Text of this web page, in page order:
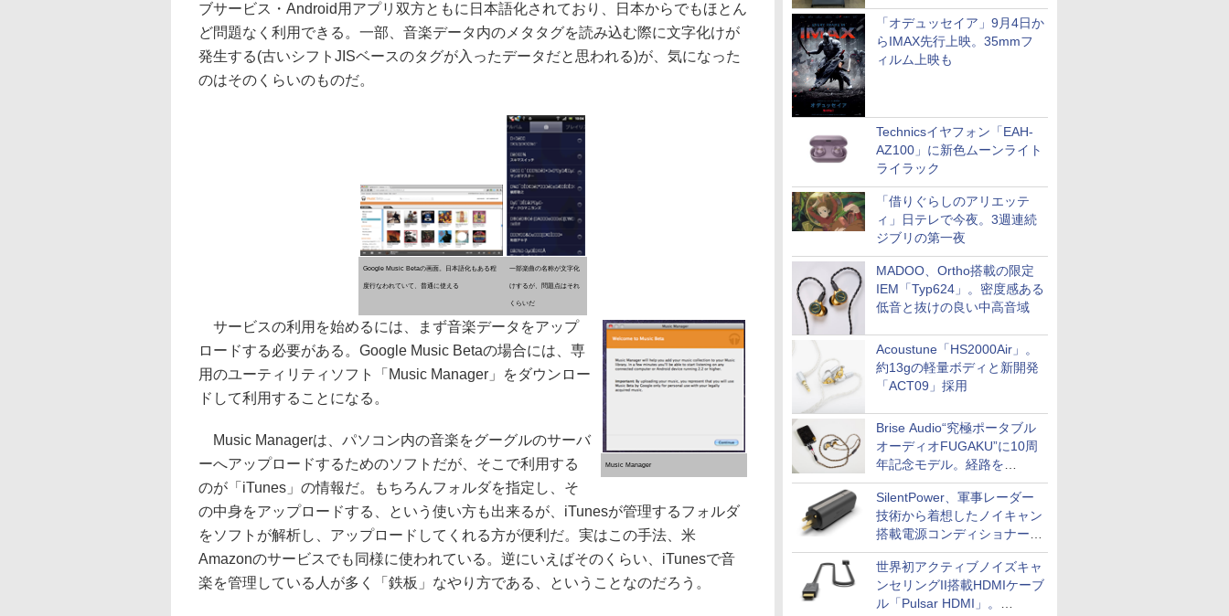
「オデュッセイア」9月4日か
らIMAX先行上映。35mmフ
ィルム上映も
Technicsイヤフォン「EAH-
AZ100」に新色ムーンライト
ライラック
「借りぐらしのアリエッテ
ィ」日テレで今夜。3週連続
ジブリの第一夜
MADOO、Ortho搭載の限定
IEM「Typ624」。密度感ある
低音と抜けの良い中高音域
Acoustune「HS2000Air」。
約13gの軽量ボディと新開発
「ACT09」採用
Brise Audio“究極ポータブル
オーディオFUGAKU”に10周
年記念モデル。経路を
NISHIKIで統一。400万円
SilentPower、軍事レーダー
技術から着想したノイキャン
搭載電源コンディショナー
「AC iPurifier2」
世界初アクティブノイズキャ
ンセリングII搭載HDMIケーブ
ル「Pulsar HDMI」。
ブサービス・Android用アプリ双方ともに日本語化されており、日本からでもほとん
ど問題なく利用できる。一部、音楽データ内のメタタグを読み込む際に文字化けが
発生する(古いシフトJISベースのタグが入ったデータだと思われる)が、気になった
のはそのくらいのものだ。
Google Music Betaの画面。日本語化もある程
度行なわれていて、普通に使える
一部楽曲の名称が文字化
けするが、問題点はそれ
くらいだ
Music Manager
サービスの利用を始めるには、まず音楽データをアップ
ロードする必要がある。Google Music Betaの場合には、専
用のユーティリティソフト「Music Manager」をダウンロー
ドして利用することになる。
Music Managerは、パソコン内の音楽をグーグルのサーバ
ーへアップロードするためのソフトだが、そこで利用する
のが「iTunes」の情報だ。もちろんフォルダを指定し、そ
の中身をアップロードする、という使い方も出来るが、iTunesが管理するフォルダ
をソフトが解析し、アップロードしてくれる方が便利だ。実はこの手法、米
Amazonのサービスでも同様に使われている。逆にいえばそのくらい、iTunesで音
楽を管理している人が多く「鉄板」なやり方である、ということなのだろう。